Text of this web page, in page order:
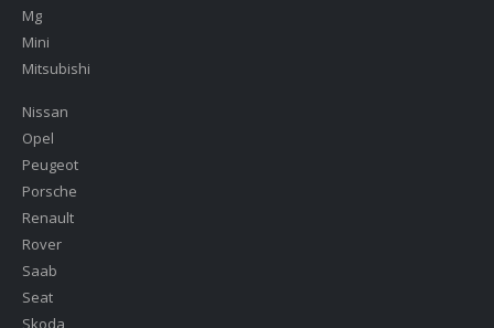
Mg
Mini
Mitsubishi
Nissan
Opel
Peugeot
Porsche
Renault
Rover
Saab
Seat
Skoda